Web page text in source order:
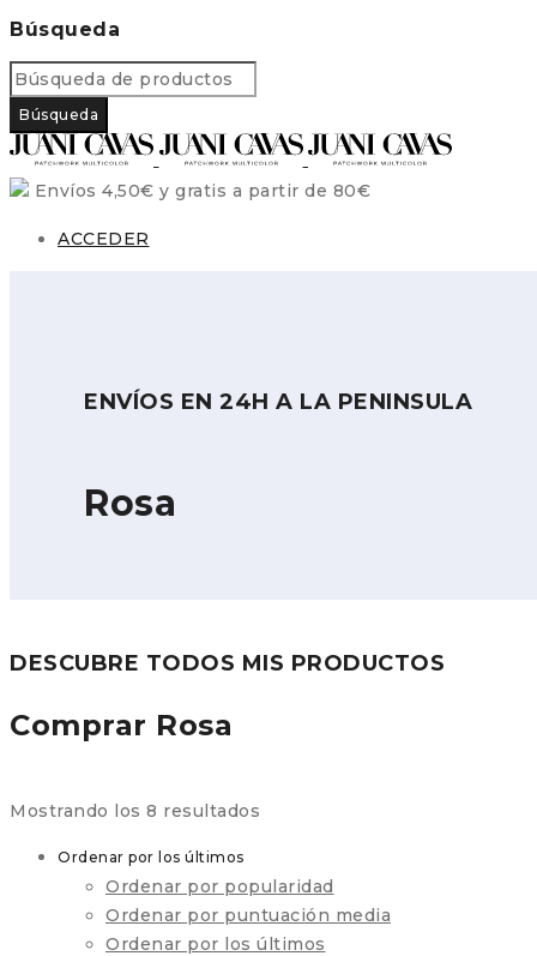
Búsqueda
Envíos 4,50€ y gratis a partir de 80€
ACCEDER
ENVÍOS EN 24H A LA PENINSULA
Rosa
DESCUBRE TODOS MIS PRODUCTOS
Comprar Rosa
Mostrando los 8 resultados
últimos
Ordenar por los últimos
Ordenar por popularidad
Ordenar por puntuación media
Ordenar por los últimos